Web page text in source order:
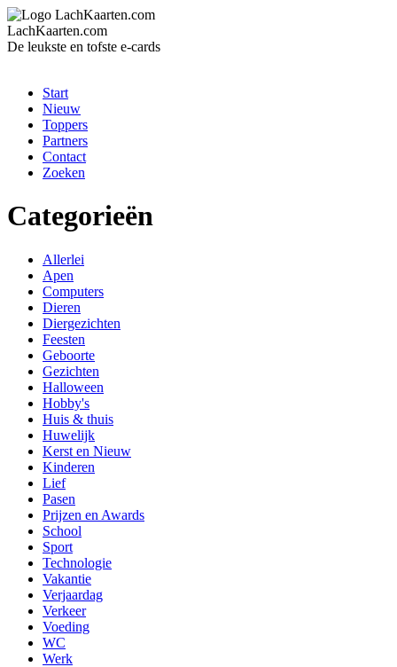
LachKaarten.com
De leukste en tofste e-cards
Start
Nieuw
Toppers
Partners
Contact
Zoeken
Categorieën
Allerlei
Apen
Computers
Dieren
Diergezichten
Feesten
Geboorte
Gezichten
Halloween
Hobby's
Huis & thuis
Huwelijk
Kerst en Nieuw
Kinderen
Lief
Pasen
Prijzen en Awards
School
Sport
Technologie
Vakantie
Verjaardag
Verkeer
Voeding
WC
Werk